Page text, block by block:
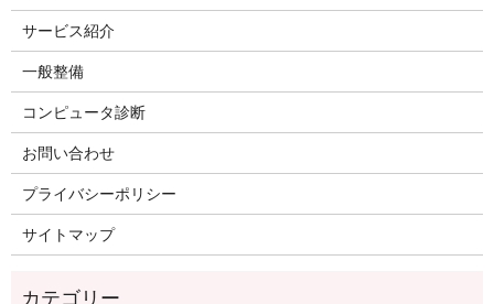
サービス紹介
一般整備
コンピュータ診断
お問い合わせ
プライバシーポリシー
サイトマップ